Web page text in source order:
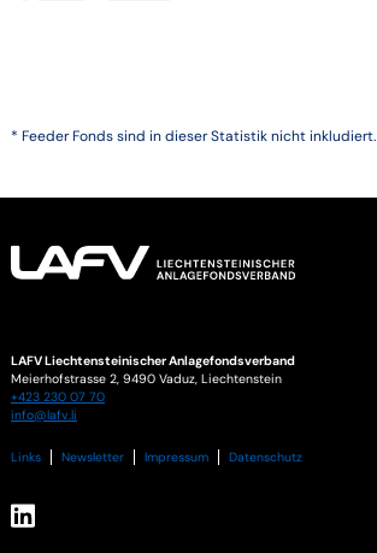
* Feeder Fonds sind in dieser Statistik nicht inkludiert.
LAFV Liechtensteinischer Anlagefondsverband
Meierhofstrasse 2, 9490 Vaduz Liechtenstein
+423 230 07 70
info@lafv.li
Links Newsletter Impressum Datenschutz